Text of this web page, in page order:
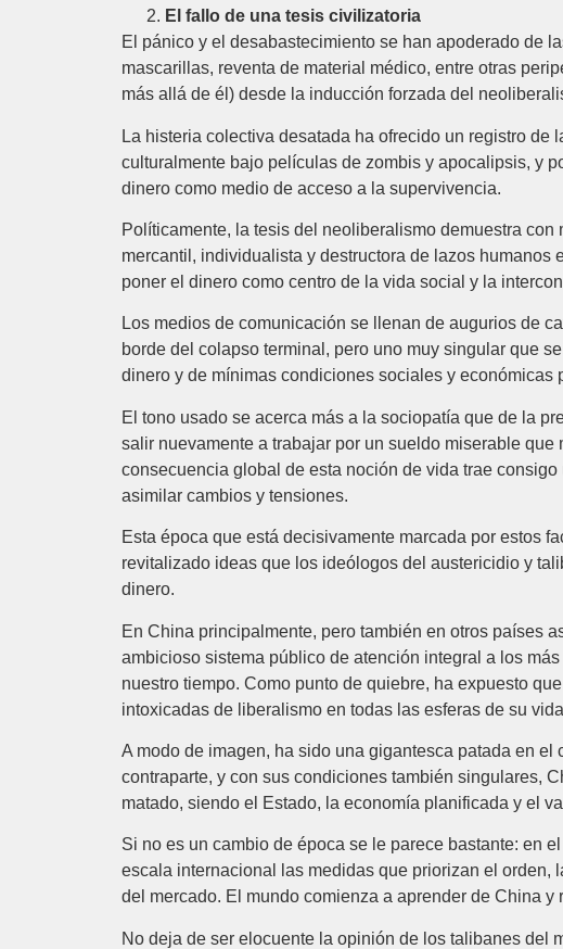
El fallo de una tesis civilizatoria
El pánico y el desabastecimiento se han apoderado de
mascarillas, reventa de material médico, entre otras
más allá de él) desde la inducción forzada del
La histeria colectiva desatada ha ofrecido un registro
culturalmente bajo películas de zombis y apocalipsis, y
dinero como medio de acceso a la supervivencia.
Políticamente, la tesis del neoliberalismo demuestra
mercantil, individualista y destructora de lazos
poner el dinero como centro de la vida social y la
Los medios de comunicación se llenan de augurios de
borde del colapso terminal, pero uno muy singular que
dinero y de mínimas condiciones sociales y económicas
El tono usado se acerca más a la sociopatía que de la
salir nuevamente a trabajar por un sueldo miserable
consecuencia global de esta noción de vida trae
asimilar cambios y tensiones.
Esta época que está decisivamente marcada por estos
revitalizado ideas que los ideólogos del austericidio y
dinero.
En China principalmente, pero también en otros países
ambicioso sistema público de atención integral a los
nuestro tiempo. Como punto de quiebre, ha expuesto
intoxicadas de liberalismo en todas las esferas de su
A modo de imagen, ha sido una gigantesca patada en
contraparte, y con sus condiciones también singulares,
matado, siendo el Estado, la economía planificada y el
Si no es un cambio de época se le parece bastante: en
escala internacional las medidas que priorizan el orden,
del mercado. El mundo comienza a aprender de China
No deja de ser elocuente la opinión de los talibanes del